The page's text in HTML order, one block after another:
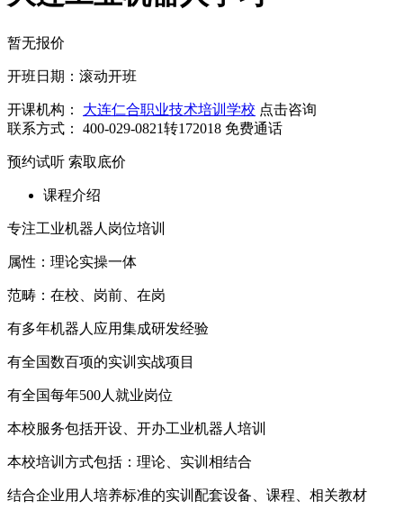
暂无报价
开班日期：滚动开班
开课机构： 大连仁合职业技术培训学校 点击咨询
联系方式：
400-029-0821转172018 免费通话
预约试听 索取底价
课程介绍
专注工业机器人岗位培训
属性：理论实操一体
范畴：在校、岗前、在岗
有多年机器人应用集成研发经验
有全国数百项的实训实战项目
有全国每年500人就业岗位
本校服务包括开设、开办工业机器人培训
本校培训方式包括：理论、实训相结合
结合企业用人培养标准的实训配套设备、课程、相关教材